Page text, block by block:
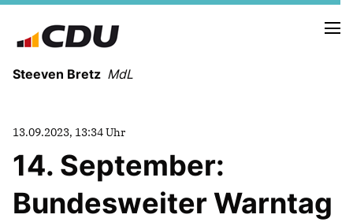
Steeven Bretz MdL
VITA
WAHLKREISBESUCHE
13.09.2023, 13:34 Uhr
14. September:
Bundesweiter Warntag